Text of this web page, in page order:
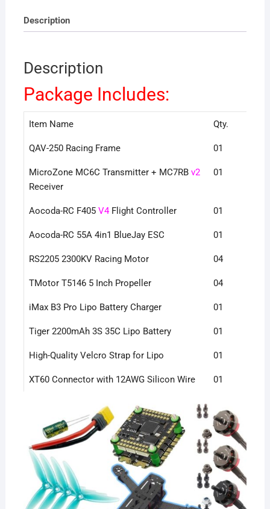
Description
Description
Package Includes:
Item Name Qty.
QAV-250 Racing Frame 01
MicroZone MC6C Transmitter + MC7RB v2
Receiver
01
Aocoda-RC F405 V4Flight Controller 01
Aocoda-RC 55A 4in1 BlueJay ESC 01
RS2205 2300KV Racing Motor 04
TMotor T5146 5 Inch Propeller 04
iMax B3 Pro Lipo Battery Charger 01
Tiger 2200mAh 3S 35C Lipo Battery 01
High-Quality Velcro Strap for Lipo 01
XT60 Connector with 12AWG Silicon Wire 01